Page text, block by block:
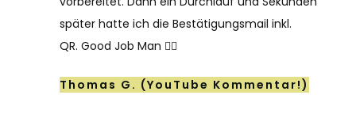
später hatte ich die Bestätigungsmail inkl.
QR. Good Job Man 👍🏻
Thomas G. (YouTube Kommentar!)